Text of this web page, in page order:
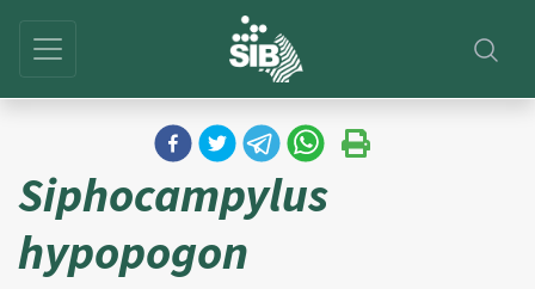
Siphocampylus
hypopogon